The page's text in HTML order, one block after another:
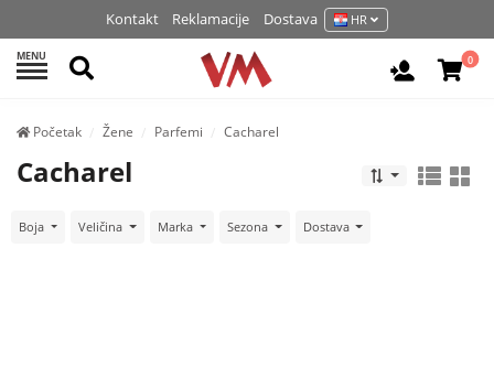
Kontakt Reklamacije Dostava HR
MENU Pretraži Prijavite
0
Početak Žene Parfemi Cacharel
Cacharel
Boja Veličina Marka Sezona Dostava